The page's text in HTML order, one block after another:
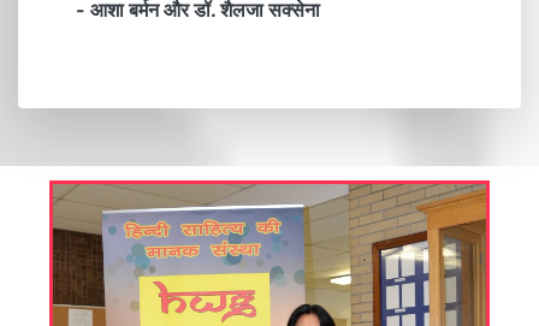
- आशा बर्मन और डॉ. शैलजा सक्सेना